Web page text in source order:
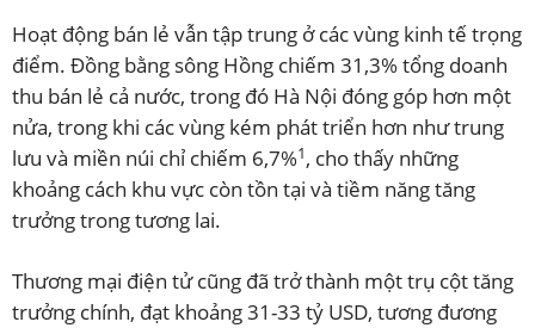
Hoạt động bán lẻ vẫn tập trung ở các vùng kinh tế trọng
điểm. Đồng bằng sông Hồng chiếm 31,3% tổng doanh
thu bán lẻ cả nước, trong đó Hà Nội đóng góp hơn một
nửa, trong khi các vùng kém phát triển hơn như trung
lưu và miền núi chỉ chiếm 6,7%1, cho thấy những
khoảng cách khu vực còn tồn tại và tiềm năng tăng
trưởng trong tương lai.
Thương mại điện tử cũng đã trở thành một trụ cột tăng
trưởng chính, đạt khoảng 31-33 tỷ USD, tương đương